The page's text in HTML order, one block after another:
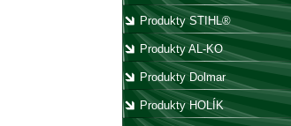
Produkty STIHL®
Produkty AL-KO
Produkty Dolmar
Produkty HOLÍK